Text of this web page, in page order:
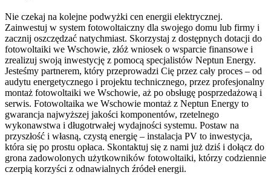
Nie czekaj na kolejne podwyżki cen energii elektrycznej.
Zainwestuj w system fotowoltaiczny dla swojego domu lub firmy i
zacznij oszczędzać natychmiast. Skorzystaj z dostępnych dotacji do
fotowoltaiki we Wschowie, złóż wniosek o wsparcie finansowe i
zrealizuj swoją inwestycję z pomocą specjalistów Neptun Energy.
Jesteśmy partnerem, który przeprowadzi Cię przez cały proces – od
audytu energetycznego i projektu technicznego, przez profesjonalny
montaż fotowoltaiki we Wschowie, aż po obsługę posprzedażową i
serwis. Fotowoltaika we Wschowie montaż z Neptun Energy to
gwarancja najwyższej jakości komponentów, rzetelnego
wykonawstwa i długotrwałej wydajności systemu. Postaw na
przyszłość i własną, czystą energię – instalacja PV to inwestycja,
która się po prostu opłaca. Skontaktuj się z nami już dziś i dołącz do
grona zadowolonych użytkowników fotowoltaiki, którzy codziennie
czerpią korzyści z odnawialnych źródeł energii.